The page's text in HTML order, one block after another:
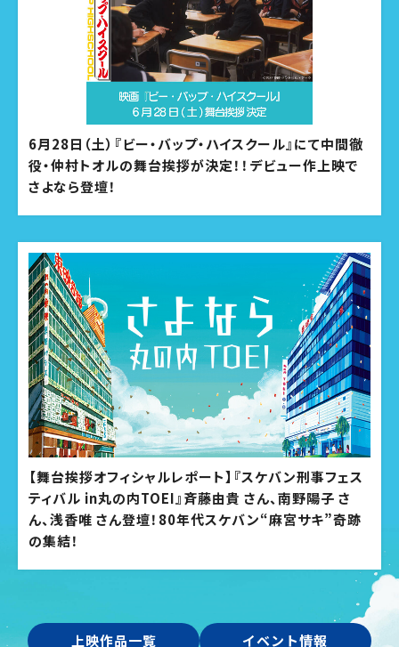
6月28日（土）『ビー・バップ・ハイスクール』にて中間徹
役・仲村トオルの舞台挨拶が決定！！デビュー作上映で
さよなら登壇！
【舞台挨拶オフィシャルレポート】『スケバン刑事フェス
ティバル in丸の内TOEI』斉藤由貴 さん、南野陽子 さ
ん、浅香唯 さん登壇！80年代スケバン“麻宮サキ”奇跡
の集結！
上映作品一覧 イベント情報